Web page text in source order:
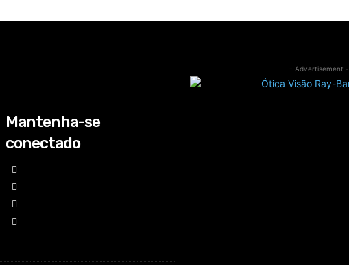
Mantenha-se
conectado
- Advertisement -